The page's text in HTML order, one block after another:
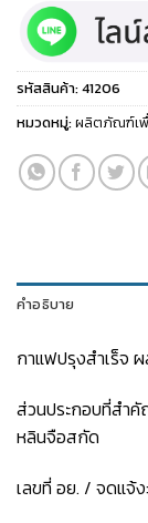
รหัสสินค้า:41206
หมวดหมู่:ผลิตภัณฑ์เ
คำอธิบาย
กาแฟปรุงสำเร็จ
ส่วนประกอบที่สำคั
หลินจือสกัด
เลขที่ อย. / จดแจ้